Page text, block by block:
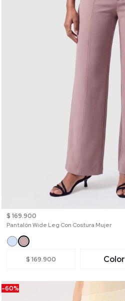
$ 169.900
Pantalón Wide Leg Con Costura Mujer
$ 169.900 Color
-60%